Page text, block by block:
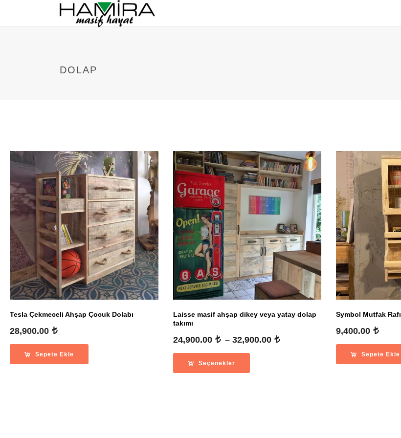
DOLAP
Tesla Çekmeceli Ahşap Çocuk Dolabı
28,900.00
Sepete Ekle
Laisse masif ahşap dikey veya yatay dolap
takımı
24,900.00 – 32,900.00
Seçenekler
Symbol Mutfak Rafı
9,400.00
Sepete Ekle